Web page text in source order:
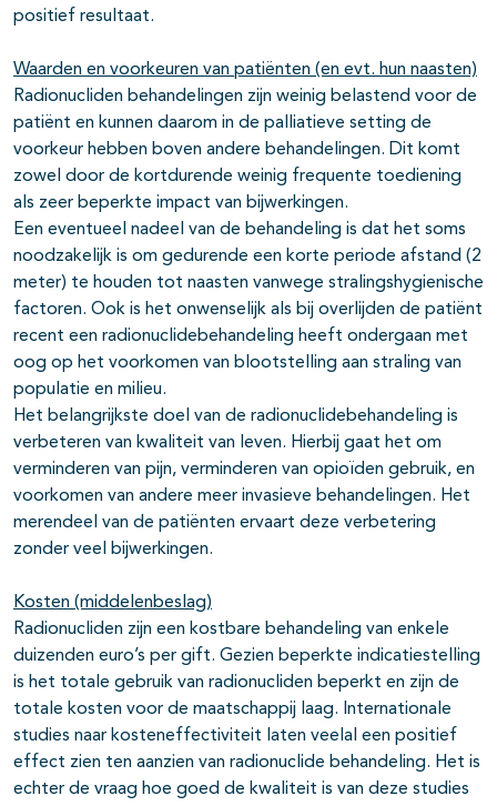
positief resultaat.
Waarden en voorkeuren van patiënten (en evt. hun naasten)
Radionucliden behandelingen zijn weinig belastend voor de
patiënt en kunnen daarom in de palliatieve setting de
voorkeur hebben boven andere behandelingen. Dit komt
zowel door de kortdurende weinig frequente toediening
als zeer beperkte impact van bijwerkingen.
Een eventueel nadeel van de behandeling is dat het soms
noodzakelijk is om gedurende een korte periode afstand (2
meter) te houden tot naasten vanwege stralingshygienische
factoren. Ook is het onwenselijk als bij overlijden de patiënt
recent een radionuclidebehandeling heeft ondergaan met
oog op het voorkomen van blootstelling aan straling van
populatie en milieu.
Het belangrijkste doel van de radionuclidebehandeling is
verbeteren van kwaliteit van leven. Hierbij gaat het om
verminderen van pijn, verminderen van opioïden gebruik, en
voorkomen van andere meer invasieve behandelingen. Het
merendeel van de patiënten ervaart deze verbetering
zonder veel bijwerkingen.
Kosten (middelenbeslag)
Radionucliden zijn een kostbare behandeling van enkele
duizenden euro’s per gift. Gezien beperkte indicatiestelling
is het totale gebruik van radionucliden beperkt en zijn de
totale kosten voor de maatschappij laag. Internationale
studies naar kosteneffectiviteit laten veelal een positief
effect zien ten aanzien van radionuclide behandeling. Het is
echter de vraag hoe goed de kwaliteit is van deze studies